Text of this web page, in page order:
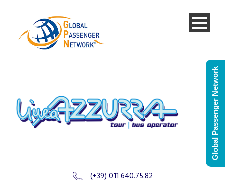
(+39) 011 640.75.82
Global Passenger Network